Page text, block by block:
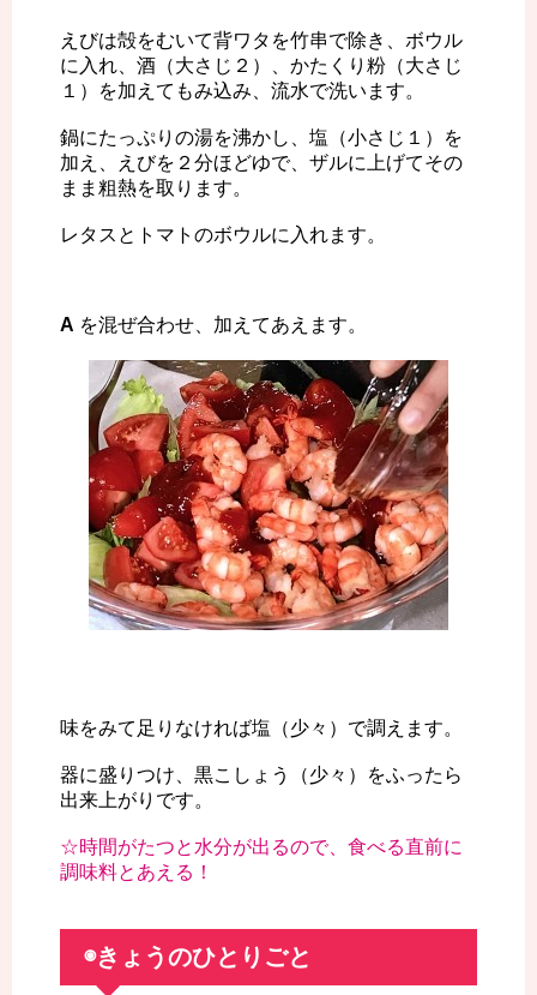
えびは殻をむいて背ワタを竹串で除き、ボウル
に入れ、酒（大さじ２）、かたくり粉（大さじ
１）を加えてもみ込み、流水で洗います。
鍋にたっぷりの湯を沸かし、塩（小さじ１）を
加え、えびを２分ほどゆで、ザルに上げてその
まま粗熱を取ります。
レタスとトマトのボウルに入れます。
A を混ぜ合わせ、加えてあえます。
味をみて足りなければ塩（少々）で調えます。
器に盛りつけ、黒こしょう（少々）をふったら
出来上がりです。
☆時間がたつと水分が出るので、食べる直前に
調味料とあえる！
◉きょうのひとりごと